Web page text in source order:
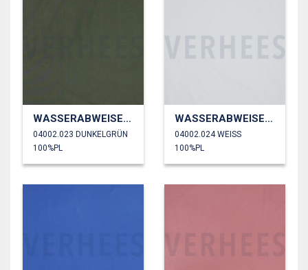
WASSERABWEISEND
04002.023 DUNKELGRÜN
100%PL
WASSERABWEISEND
04002.024 WEISS
100%PL